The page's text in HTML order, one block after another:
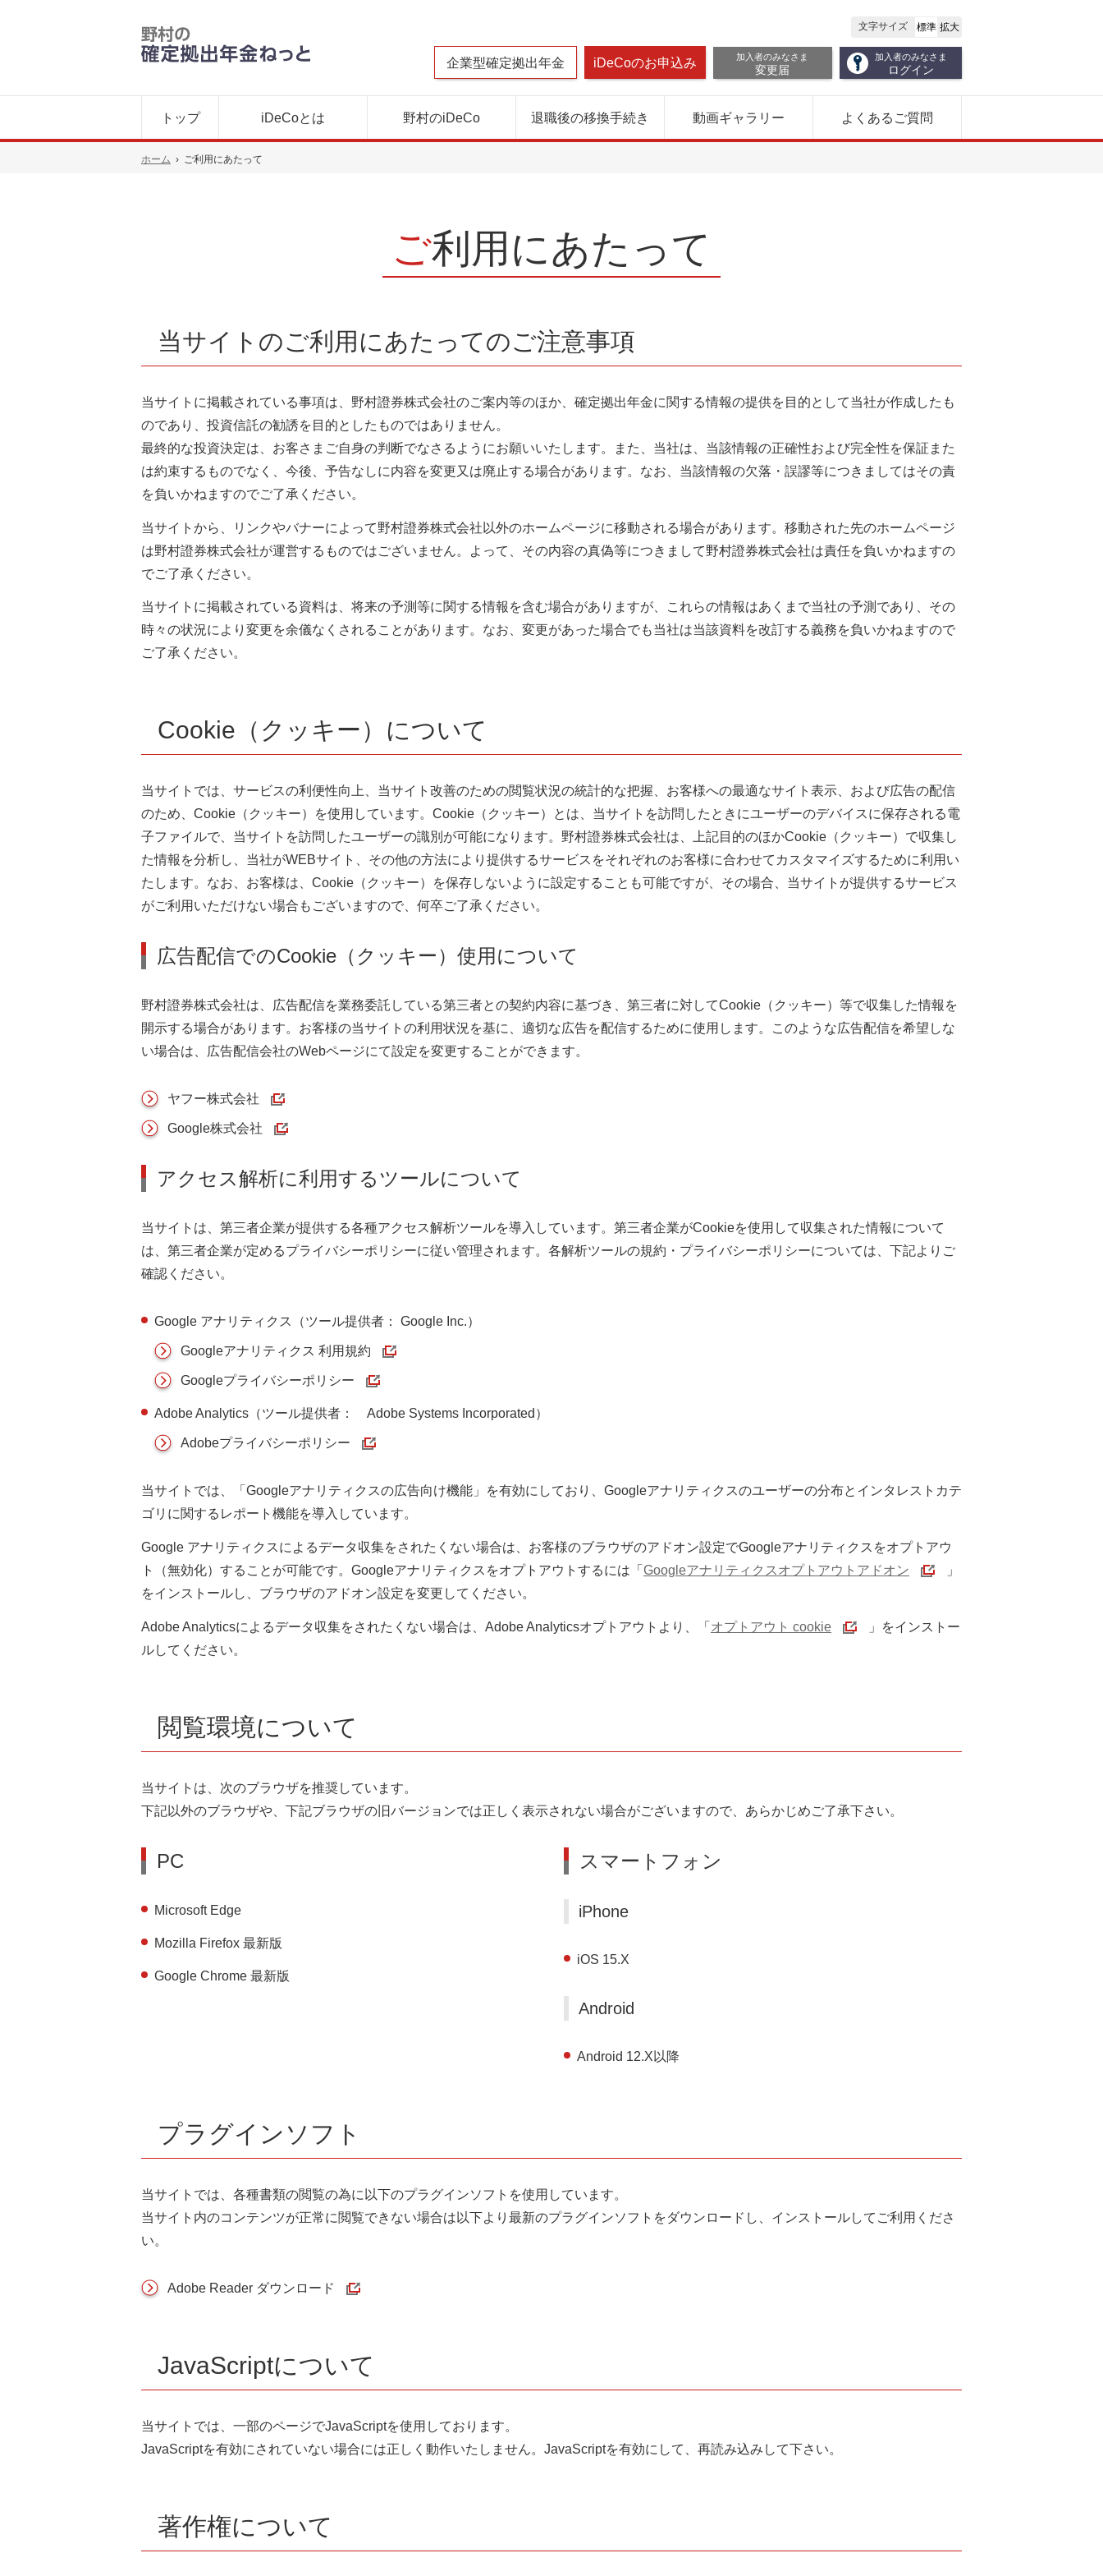
文字サイズ 標準 拡大
企業型確定拠出年金 iDeCoのお申込み 加入者のみなさま
変更届
加入者のみなさま
ログイン
トップ iDeCoとは 野村のiDeCo 退職後の移換手続き 動画ギャラリー よくあるご質問
ホーム › ご利用にあたって
ご利用にあたって
当サイトのご利用にあたってのご注意事項
当サイトに掲載されている事項は、野村證券株式会社のご案内等のほか、確定拠出年金に関する情報の提供を目的として当社が作成したも
のであり、投資信託の勧誘を目的としたものではありません。
最終的な投資決定は、お客さまご自身の判断でなさるようにお願いいたします。また、当社は、当該情報の正確性および完全性を保証また
は約束するものでなく、今後、予告なしに内容を変更又は廃止する場合があります。なお、当該情報の欠落・誤謬等につきましてはその責
を負いかねますのでご了承ください。
当サイトから、リンクやバナーによって野村證券株式会社以外のホームページに移動される場合があります。移動された先のホームページ
は野村證券株式会社が運営するものではございません。よって、その内容の真偽等につきまして野村證券株式会社は責任を負いかねますの
でご了承ください。
当サイトに掲載されている資料は、将来の予測等に関する情報を含む場合がありますが、これらの情報はあくまで当社の予測であり、その
時々の状況により変更を余儀なくされることがあります。なお、変更があった場合でも当社は当該資料を改訂する義務を負いかねますので
ご了承ください。
Cookie（クッキー）について
当サイトでは、サービスの利便性向上、当サイト改善のための閲覧状況の統計的な把握、お客様への最適なサイト表示、および広告の配信
のため、Cookie（クッキー）を使用しています。Cookie（クッキー）とは、当サイトを訪問したときにユーザーのデバイスに保存される電
子ファイルで、当サイトを訪問したユーザーの識別が可能になります。野村證券株式会社は、上記目的のほかCookie（クッキー）で収集し
た情報を分析し、当社がWEBサイト、その他の方法により提供するサービスをそれぞれのお客様に合わせてカスタマイズするために利用い
たします。なお、お客様は、Cookie（クッキー）を保存しないように設定することも可能ですが、その場合、当サイトが提供するサービス
がご利用いただけない場合もございますので、何卒ご了承ください。
広告配信でのCookie（クッキー）使用について
野村證券株式会社は、広告配信を業務委託している第三者との契約内容に基づき、第三者に対してCookie（クッキー）等で収集した情報を
開示する場合があります。お客様の当サイトの利用状況を基に、適切な広告を配信するために使用します。このような広告配信を希望しな
い場合は、広告配信会社のWebページにて設定を変更することができます。
ヤフー株式会社
Google株式会社
アクセス解析に利用するツールについて
当サイトは、第三者企業が提供する各種アクセス解析ツールを導入しています。第三者企業がCookieを使用して収集された情報について
は、第三者企業が定めるプライバシーポリシーに従い管理されます。各解析ツールの規約・プライバシーポリシーについては、下記よりご
確認ください。
Google アナリティクス（ツール提供者： Google Inc.）
Googleアナリティクス 利用規約
Googleプライバシーポリシー
Adobe Analytics（ツール提供者： Adobe Systems Incorporated）
Adobeプライバシーポリシー
当サイトでは、「Googleアナリティクスの広告向け機能」を有効にしており、Googleアナリティクスのユーザーの分布とインタレストカテ
ゴリに関するレポート機能を導入しています。
Google アナリティクスによるデータ収集をされたくない場合は、お客様のブラウザのアドオン設定でGoogleアナリティクスをオプトアウ
ト（無効化）することが可能です。Googleアナリティクスをオプトアウトするには「 Googleアナリティクスオプトアウトアドオン
」
をインストールし、ブラウザのアドオン設定を変更してください。
Adobe Analyticsによるデータ収集をされたくない場合は、Adobe Analyticsオプトアウトより、「 オプトアウト cookie
」をインストー
ルしてください。
閲覧環境について
当サイトは、次のブラウザを推奨しています。
下記以外のブラウザや、下記ブラウザの旧バージョンでは正しく表示されない場合がございますので、あらかじめご了承下さい。
PC
Microsoft Edge
Mozilla Firefox 最新版
Google Chrome 最新版
スマートフォン
iPhone
iOS 15.X
Android
Android 12.X以降
プラグインソフト
当サイトでは、各種書類の閲覧の為に以下のプラグインソフトを使用しています。
当サイト内のコンテンツが正常に閲覧できない場合は以下より最新のプラグインソフトをダウンロードし、インストールしてご利用くださ
い。
Adobe Reader ダウンロード
JavaScriptについて
当サイトでは、一部のページでJavaScriptを使用しております。
JavaScriptを有効にされていない場合には正しく動作いたしません。JavaScriptを有効にして、再読み込みして下さい。
著作権について